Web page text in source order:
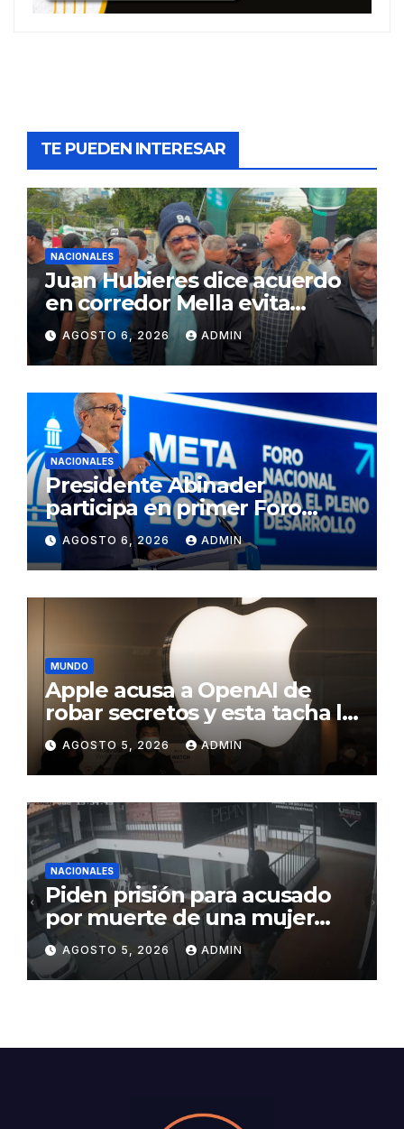
TE PUEDEN INTERESAR
NACIONALES
Juan Hubieres dice acuerdo
en corredor Mella evita
conflictos innecesarios
AGOSTO 6, 2026 ADMIN
NACIONALES
Presidente Abinader
participa en primer Foro
Meta RD 2036 con miras a
impulsar el crecimiento
económico, fortalecer las
instituciones y elevar la
productividad
AGOSTO 6, 2026 ADMIN
MUNDO
Apple acusa a OpenAI de
robar secretos y esta tacha la
demanda de «agresiva y
personal»
AGOSTO 5, 2026 ADMIN
NACIONALES
Piden prisión para acusado
por muerte de una mujer
durante intento de robo en
plaza comercial en Piantini
AGOSTO 5, 2026 ADMIN